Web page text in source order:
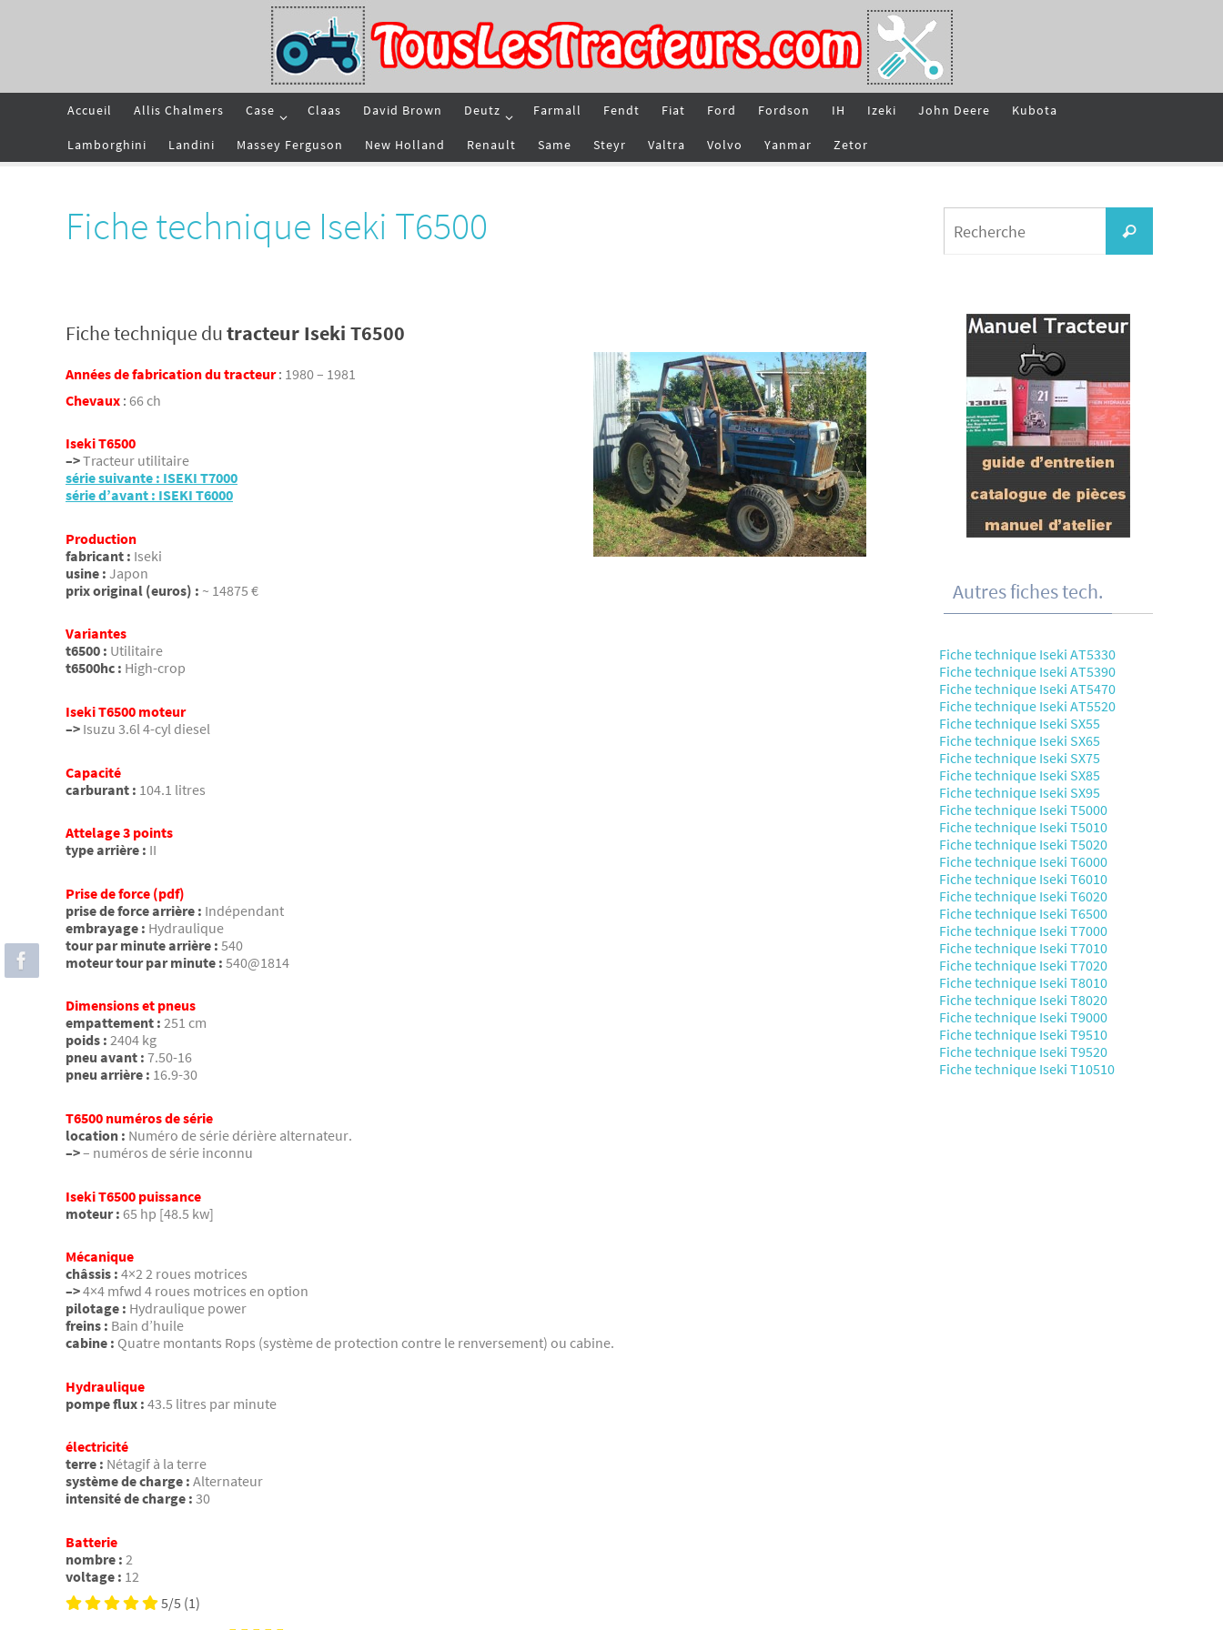
Accueil Allis Chalmers Case Claas David Brown Deutz Farmall Fendt Fiat Ford Fordson IH Izeki John Deere Kubota
Lamborghini Landini Massey Ferguson New Holland Renault Same Steyr Valtra Volvo Yanmar Zetor
Fiche technique Iseki T6500
Fiche technique dutracteur Iseki T6500
Années de fabrication du tracteur: 1980 – 1981
Chevaux : 66 ch
Iseki T6500
–>Tracteur utilitaire
série suivante : ISEKI T7000
série d’avant : ISEKI T6000
Production
fabricant : Iseki
usine : Japon
prix original (euros) : ~ 14875 €
Variantes
t6500 : Utilitaire
t6500hc : High-crop
Iseki T6500 moteur
–> Isuzu 3.6l 4-cyl diesel
Capacité
carburant : 104.1 litres
Attelage 3 points
type arrière : II
Prise de force (pdf)
prise de force arrière : Indépendant
embrayage : Hydraulique
tour par minute arrière : 540
moteur tour par minute : 540@1814
Dimensions et pneus
empattement : 251 cm
poids : 2404 kg
pneu avant : 7.50-16
pneu arrière : 16.9-30
T6500 numéros de série
location : Numéro de série dérière alternateur.
–>– numéros de série inconnu
Iseki T6500 puissance
moteur : 65 hp [48.5 kw]
Mécanique
châssis : 4×2 2 roues motrices
–>4×4 mfwd 4 roues motrices en option
pilotage : Hydraulique power
freins : Bain d’huile
cabine : Quatre montants Rops (système de protection contre le renversement) ou cabine.
Hydraulique
pompe flux : 43.5 litres par minute
électricité
terre : Nétagif à la terre
système de charge : Alternateur
intensité de charge : 30
Batterie
nombre : 2
voltage : 12
5/5 (1)
Recherche
Autres fiches tech.
Fiche technique Iseki AT5330
Fiche technique Iseki AT5390
Fiche technique Iseki AT5470
Fiche technique Iseki AT5520
Fiche technique Iseki SX55
Fiche technique Iseki SX65
Fiche technique Iseki SX75
Fiche technique Iseki SX85
Fiche technique Iseki SX95
Fiche technique Iseki T5000
Fiche technique Iseki T5010
Fiche technique Iseki T5020
Fiche technique Iseki T6000
Fiche technique Iseki T6010
Fiche technique Iseki T6020
Fiche technique Iseki T6500
Fiche technique Iseki T7000
Fiche technique Iseki T7010
Fiche technique Iseki T7020
Fiche technique Iseki T8010
Fiche technique Iseki T8020
Fiche technique Iseki T9000
Fiche technique Iseki T9510
Fiche technique Iseki T9520
Fiche technique Iseki T10510